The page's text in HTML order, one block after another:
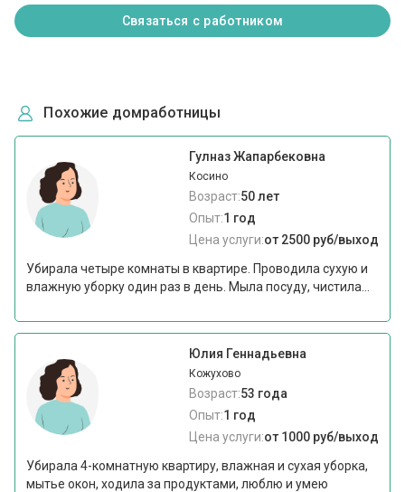
Связаться с работником
Похожие домработницы
Гулназ Жапарбековна
Косино
Возраст:50 лет
Опыт:1 год
Цена услуги:от 2500 руб/выход
Убирала четыре комнаты в квартире. Проводила сухую и
влажную уборку один раз в день. Мыла посуду, чистила...
Юлия Геннадьевна
Кожухово
Возраст:53 года
Опыт:1 год
Цена услуги:от 1000 руб/выход
Убирала 4-комнатную квартиру, влажная и сухая уборка,
мытье окон, ходила за продуктами, люблю и умею